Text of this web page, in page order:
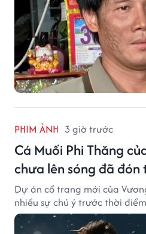
PHIM ẢNH 3 giờ trước
Cá Muối Phi Thăng
chưa lên sóng đã đón
Dự án cổ trang mới của
nhiều sự chú ý trước thời